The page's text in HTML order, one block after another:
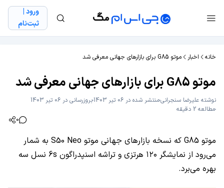
ورود |
ثبت‌نام
خانه اخبار موتو G85 برای بازارهای جهانی معرفی شد
موتو G85 برای بازارهای جهانی معرفی شد
نوشته علیرضا سنجرانیمنتشر شده در 06 تیر 1403
بروزرسانی در 06 تیر 1403
مطالعه 2 دقیقه
0
موتو G85 که نسخه بازارهای جهانی موتو S50 Neo به شمار
می‌رود از نمایشگر ۱۲۰ هرتزی و تراشه اسنپدراگون 6s نسل سه
بهره می‌برد.